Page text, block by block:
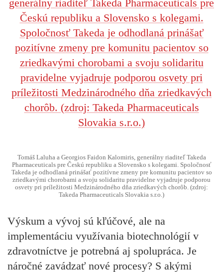
Tomáš Laluha a Georgios Faidon Kalomiris, generálny riaditeľ Takeda
Pharmaceuticals pre Českú republiku a Slovensko s kolegami. Spoločnosť
Takeda je odhodlaná prinášať pozitívne zmeny pre komunitu pacientov so
zriedkavými chorobami a svoju solidaritu pravidelne vyjadruje podporou
osvety pri príležitosti Medzinárodného dňa zriedkavých chorôb. (zdroj:
Takeda Pharmaceuticals Slovakia s.r.o.)
Výskum a vývoj sú kľúčové, ale na
implementáciu využívania biotechnológií v
zdravotníctve je potrebná aj spolupráca. Je
náročné zavádzať nové procesy? S akými